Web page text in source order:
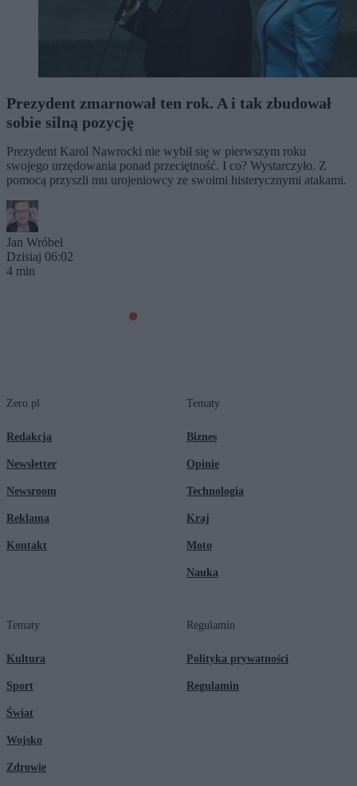
Prezydent zmarnował ten rok. A i tak zbudował
sobie silną pozycję
Prezydent Karol Nawrocki nie wybił się w pierwszym roku
swojego urzędowania ponad przeciętność. I co? Wystarczyło. Z
pomocą przyszli mu urojeniowcy ze swoimi histerycznymi atakami.
Jan Wróbel
Dzisiaj 06:02
4 min
Zero.pl
Redakcja
Newsletter
Newsroom
Reklama
Kontakt
Tematy
Biznes
Opinie
Technologia
Kraj
Moto
Nauka
Tematy
Kultura
Sport
Świat
Wojsko
Zdrowie
Regulamin
Polityka prywatności
Regulamin